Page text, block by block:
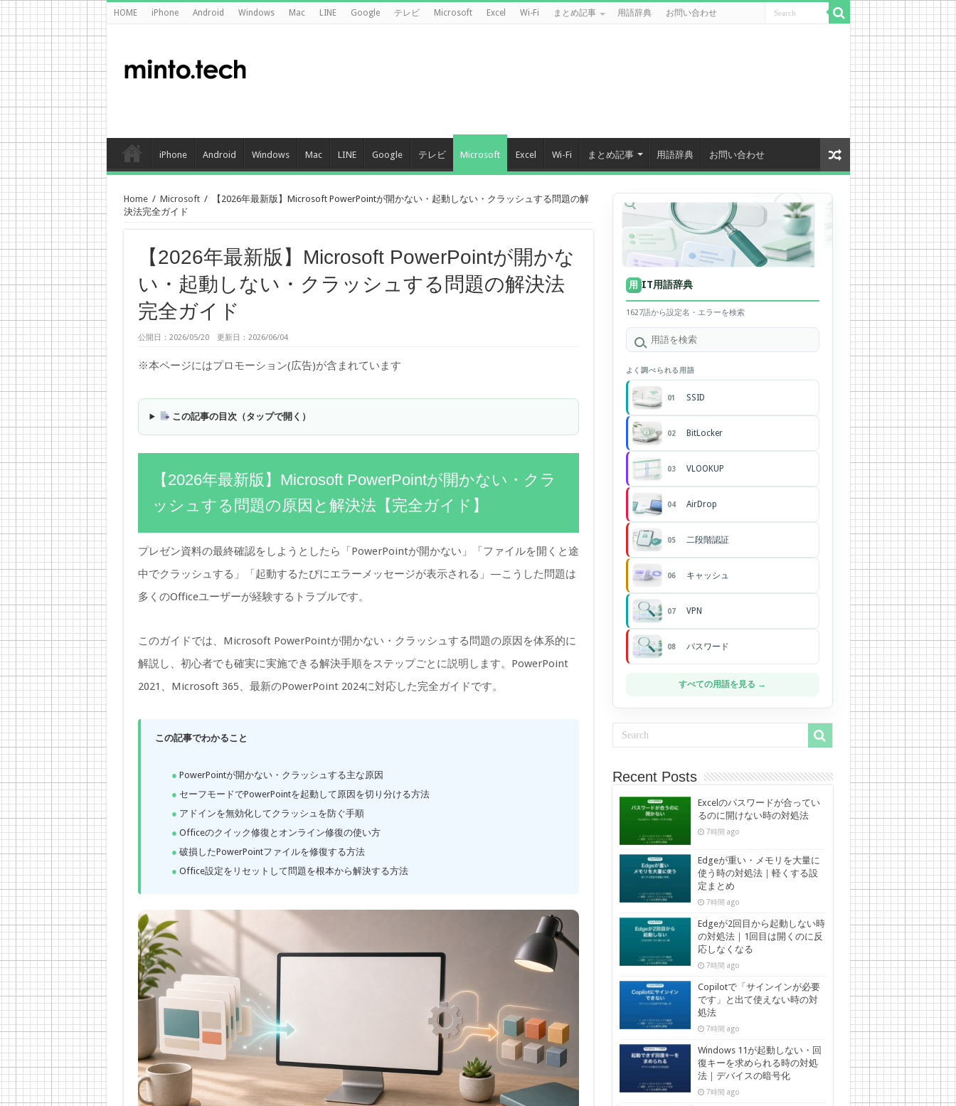
HOME iPhone Android Windows Mac LINE Google テレビ Microsoft Excel Wi-Fi まとめ記事 用語辞典 お問い合わせ
iPhone Android Windows Mac LINE Google テレビ Microsoft Excel Wi-Fi まとめ記事 用語辞典 お問い合わせ
Home / Microsoft /
【2026年最新版】Microsoft PowerPointが開かない・起動しない・クラッシュする問題の解
決法完全ガイド
【2026年最新版】Microsoft PowerPointが開かな
い・起動しない・クラッシュする問題の解決法
完全ガイド
公開日：2026/05/20 更新日：2026/06/04
※本ページにはプロモーション(広告)が含まれています
この記事の目次（タップで開く）
【2026年最新版】Microsoft PowerPointが開かない・クラ
ッシュする問題の原因と解決法【完全ガイド】
プレゼン資料の最終確認をしようとしたら「PowerPointが開かない」「ファイルを開くと途
中でクラッシュする」「起動するたびにエラーメッセージが表示される」—こうした問題は
多くのOfficeユーザーが経験するトラブルです。
このガイドでは、Microsoft PowerPointが開かない・クラッシュする問題の原因を体系的に
解説し、初心者でも確実に実施できる解決手順をステップごとに説明します。PowerPoint
2021、Microsoft 365、最新のPowerPoint 2024に対応した完全ガイドです。
この記事でわかること
PowerPointが開かない・クラッシュする主な原因
セーフモードでPowerPointを起動して原因を切り分ける方法
アドインを無効化してクラッシュを防ぐ手順
Officeのクイック修復とオンライン修復の使い方
破損したPowerPointファイルを修復する方法
Office設定をリセットして問題を根本から解決する方法
用 IT用語辞典
1627語から設定名・エラーを検索
よく調べられる用語
01 SSID
02 BitLocker
03 VLOOKUP
04 AirDrop
05 二段階認証
06 キャッシュ
07 VPN
08 パスワード
すべての用語を見る →
Recent Posts
Excelのパスワードが合ってい
るのに開けない時の対処法
7時間 ago
Edgeが重い・メモリを大量に
使う時の対処法｜軽くする設
定まとめ
7時間 ago
Edgeが2回目から起動しない時
の対処法｜1回目は開くのに反
応しなくなる
7時間 ago
Copilotで「サインインが必要
です」と出て使えない時の対
処法
7時間 ago
Windows 11が起動しない・回
復キーを求められる時の対処
法｜デバイスの暗号化
7時間 ago